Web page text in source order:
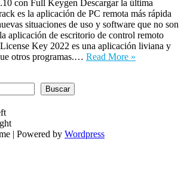
con Full Keygen Descargar la última
es la aplicación de PC remota más rápida
situaciones de uso y software que no son
aplicación de escritorio de control remoto
Key 2022 es una aplicación liviana y
otros programas.… Read More »
Buscar
| Powered by Wordpress